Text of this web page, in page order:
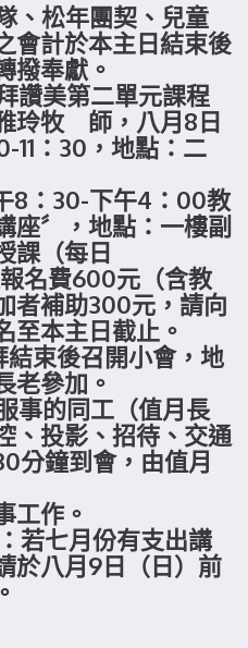
、松年團契、兒童
會計於本主日結束後
撥奉獻。
讚美第二單元課程
玲牧 師，八月8日
11：30，地點：二
8：30-下午4：00教
座〞，地點：一樓副
課（每日
名費600元（含教
者補助300元，請向
至本主日截止。
束後召開小會，地
老參加。
事的同工（值月長
、投影、招待、交通
分鐘到會，由值月
工作。
若七月份有支出講
於八月9日（日）前